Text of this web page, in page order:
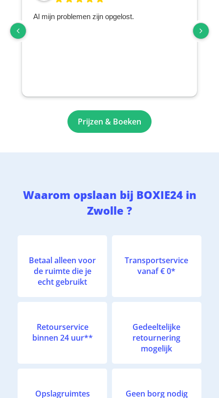
Al mijn problemen zijn opgelost.
Prijzen & Boeken
Waarom opslaan bij BOXIE24 in
Zwolle ?
Betaal alleen voor
de ruimte die je
echt gebruikt
Transportservice
vanaf € 0*
Retourservice
binnen 24 uur**
Gedeeltelijke
retournering
mogelijk
Opslagruimtes Geen borg nodig